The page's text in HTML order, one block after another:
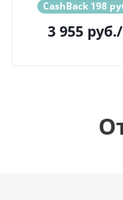
CashBack 198
3 955руб.